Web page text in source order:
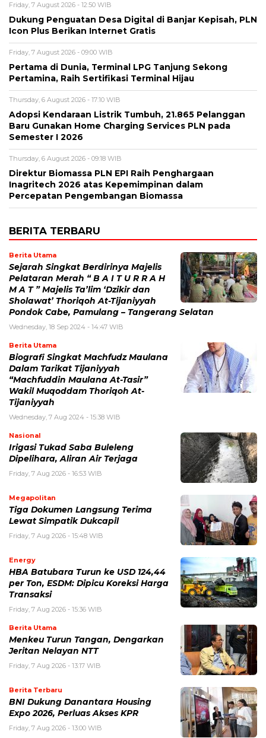
Friday, 7 August 2026 - 12:50 WIB
Dukung Penguatan Desa Digital di Banjar Kepisah, PLN
Icon Plus Berikan Internet Gratis
Friday, 7 August 2026 - 09:00 WIB
Pertama di Dunia, Terminal LPG Tanjung Sekong
Pertamina, Raih Sertifikasi Terminal Hijau
Thursday, 6 August 2026 - 17:10 WIB
Adopsi Kendaraan Listrik Tumbuh, 21.865 Pelanggan
Baru Gunakan Home Charging Services PLN pada
Semester I 2026
Thursday, 6 August 2026 - 09:18 WIB
Direktur Biomassa PLN EPI Raih Penghargaan
Inagritech 2026 atas Kepemimpinan dalam
Percepatan Pengembangan Biomassa
BERITA TERBARU
Berita Utama
Sejarah Singkat Berdirinya Majelis
Pelataran Merah “ B A I T U R R A H
M A T ” Majelis Ta’lim ‘Dzikir dan
Sholawat’ Thoriqoh At-Tijaniyyah
Pondok Cabe, Pamulang – Tangerang Selatan
Wednesday, 18 Sep 2024 - 14:47 WIB
Berita Utama
Biografi Singkat Machfudz Maulana
Dalam Tarikat Tijaniyyah
“Machfuddin Maulana At-Tasir”
Wakil Muqoddam Thoriqoh At-
Tijaniyyah
Wednesday, 7 Aug 2024 - 15:38 WIB
Nasional
Irigasi Tukad Saba Buleleng
Dipelihara, Aliran Air Terjaga
Friday, 7 Aug 2026 - 16:53 WIB
Megapolitan
Tiga Dokumen Langsung Terima
Lewat Simpatik Dukcapil
Friday, 7 Aug 2026 - 15:48 WIB
Energy
HBA Batubara Turun ke USD 124,44
per Ton, ESDM: Dipicu Koreksi Harga
Transaksi
Friday, 7 Aug 2026 - 15:36 WIB
Berita Utama
Menkeu Turun Tangan, Dengarkan
Jeritan Nelayan NTT
Friday, 7 Aug 2026 - 13:17 WIB
Berita Terbaru
BNI Dukung Danantara Housing
Expo 2026, Perluas Akses KPR
Friday, 7 Aug 2026 - 13:00 WIB